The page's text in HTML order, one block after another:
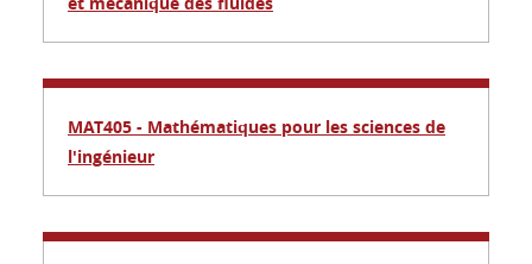
MAT405 - Mathématiques pour les sciences de
l'ingénieur